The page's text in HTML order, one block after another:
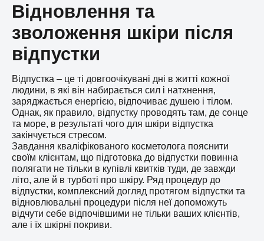
Відновлення та
зволоження шкіри після
відпустки
Відпустка – це ті довгоочікувані дні в житті кожної
людини, в які він набирається сил і натхнення,
заряджається енергією, відпочиває душею і тілом.
Однак, як правило, відпустку проводять там, де сонце
та море, в результаті чого для шкіри відпустка
закінчується стресом.
Завдання кваліфікованого косметолога пояснити
своїм клієнтам, що підготовка до відпустки повинна
полягати не тільки в купівлі квитків туди, де завжди
літо, але й в турботі про шкіру. Ряд процедур до
відпустки, комплексний догляд протягом відпустки та
відновлювальні процедури після неї допоможуть
відчути себе відпочівшими не тільки ваших клієнтів,
але і їх шкірні покриви.